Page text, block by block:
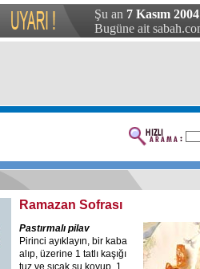
Şu an 7 Kasım
Bugüne ait
Ramazan Sofrası
Pastırmalı pilav
Pirinci ayıklayın, bir kaba
alıp, üzerine 1 tatlı kaşığı
tuz ve sıcak su koyup, 1